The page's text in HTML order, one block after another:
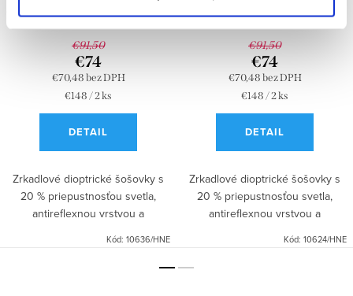
Flash Green
€91,50
€70,48 bez DPH
€74
Jednotková
cena:
€148 / 2 ks
DETAIL
Zrkadlové dioptrické šošovky s
20 % priepustnosťou svetla,
antireflexnou vrstvou a
Kód: 10636/HNE
Flash Pink
€91,50
€70,48 bez DPH
€74
Jednotková
cena:
€148 / 2 ks
DETAIL
Zrkadlové dioptrické šošovky s
20 % priepustnosťou svetla,
antireflexnou vrstvou a
Kód: 10624/HNE